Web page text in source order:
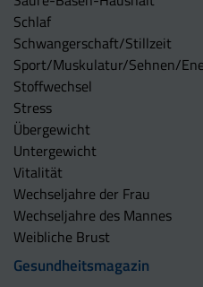
Schlaf
Schwangerschaft/Stillzeit
Sport/Muskulatur/Sehnen/
Stoffwechsel
Stress
Übergewicht
Untergewicht
Vitalität
Wechseljahre der Frau
Wechseljahre des Mannes
Weibliche Brust
Gesundheitsmagazin